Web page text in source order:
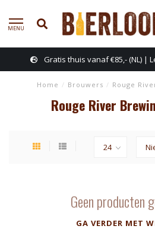
MENU
Gratis thuis vanaf €85,- (NL) |
Home / Brouwers / Rouge
Rouge River
Geen producten
GA VERDER MET